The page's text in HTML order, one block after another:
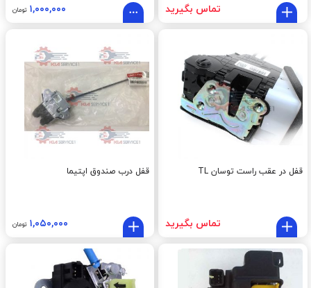
تماس بگیرید ۱,۰۰۰,۰۰۰ تومان
قفل در عقب راست توسان TL
تماس بگیرید
قفل درب صندوق اپتيما
۱,۰۵۰,۰۰۰ تومان